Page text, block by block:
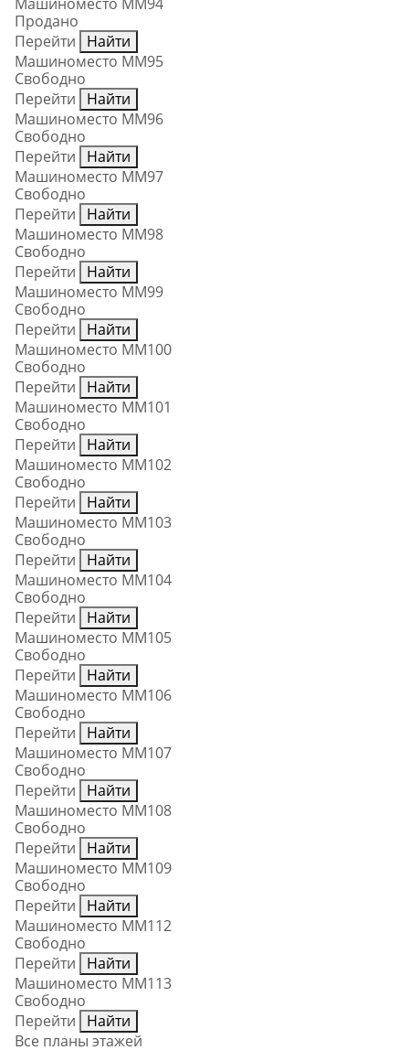
Продано
Перейти
Найти
Машиноместо ММ95
Свободно
Перейти
Найти
Машиноместо ММ96
Свободно
Перейти
Найти
Машиноместо ММ97
Свободно
Перейти
Найти
Машиноместо ММ98
Свободно
Перейти
Найти
Машиноместо ММ99
Свободно
Перейти
Найти
Машиноместо ММ100
Свободно
Перейти
Найти
Машиноместо ММ101
Свободно
Перейти
Найти
Машиноместо ММ102
Свободно
Перейти
Найти
Машиноместо ММ103
Свободно
Перейти
Найти
Машиноместо ММ104
Свободно
Перейти
Найти
Машиноместо ММ105
Свободно
Перейти
Найти
Машиноместо ММ106
Свободно
Перейти
Найти
Машиноместо ММ107
Свободно
Перейти
Найти
Машиноместо ММ108
Свободно
Перейти
Найти
Машиноместо ММ109
Свободно
Перейти
Найти
Машиноместо ММ112
Свободно
Перейти
Найти
Машиноместо ММ113
Свободно
Перейти
Найти
Все планы этажей